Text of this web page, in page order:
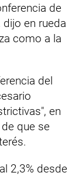
de
en rueda
como a la
del
en
que se
2,3% desde